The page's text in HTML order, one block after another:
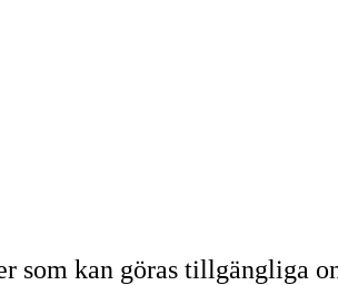
kan göras tillgängliga